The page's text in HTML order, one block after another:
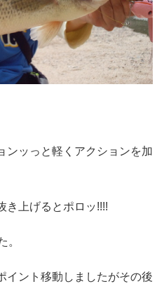
ンッっと軽くアクションを加
き上げるとポロッ!!!!
。
イント移動しましたがその後